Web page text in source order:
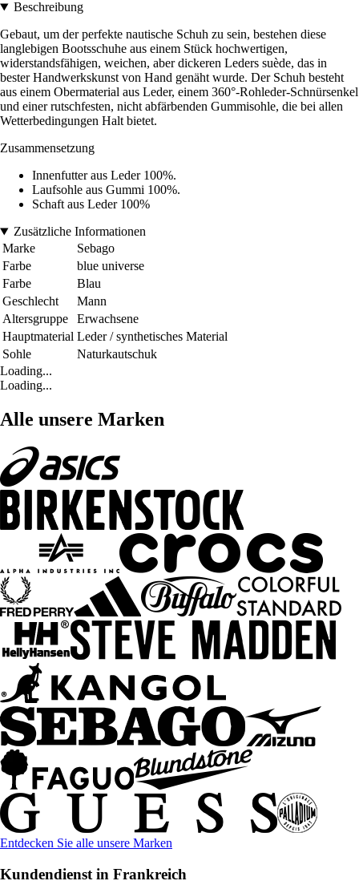
Beschreibung
Gebaut, um der perfekte nautische Schuh zu sein, bestehen diese
langlebigen Bootsschuhe aus einem Stück hochwertigen,
widerstandsfähigen, weichen, aber dickeren Leders suède, das in
bester Handwerkskunst von Hand genäht wurde. Der Schuh besteht
aus einem Obermaterial aus Leder, einem 360°-Rohleder-Schnürsenkel
und einer rutschfesten, nicht abfärbenden Gummisohle, die bei allen
Wetterbedingungen Halt bietet.
Zusammensetzung
Innenfutter aus Leder 100%.
Laufsohle aus Gummi 100%.
Schaft aus Leder 100%
Zusätzliche Informationen
Marke
Sebago
Farbe
blue universe
Farbe
Blau
Geschlecht
Mann
Altersgruppe
Erwachsene
Hauptmaterial Leder / synthetisches Material
Sohle
Naturkautschuk
Loading...
Loading...
Alle unsere Marken
Entdecken Sie alle unsere Marken
Kundendienst in Frankreich